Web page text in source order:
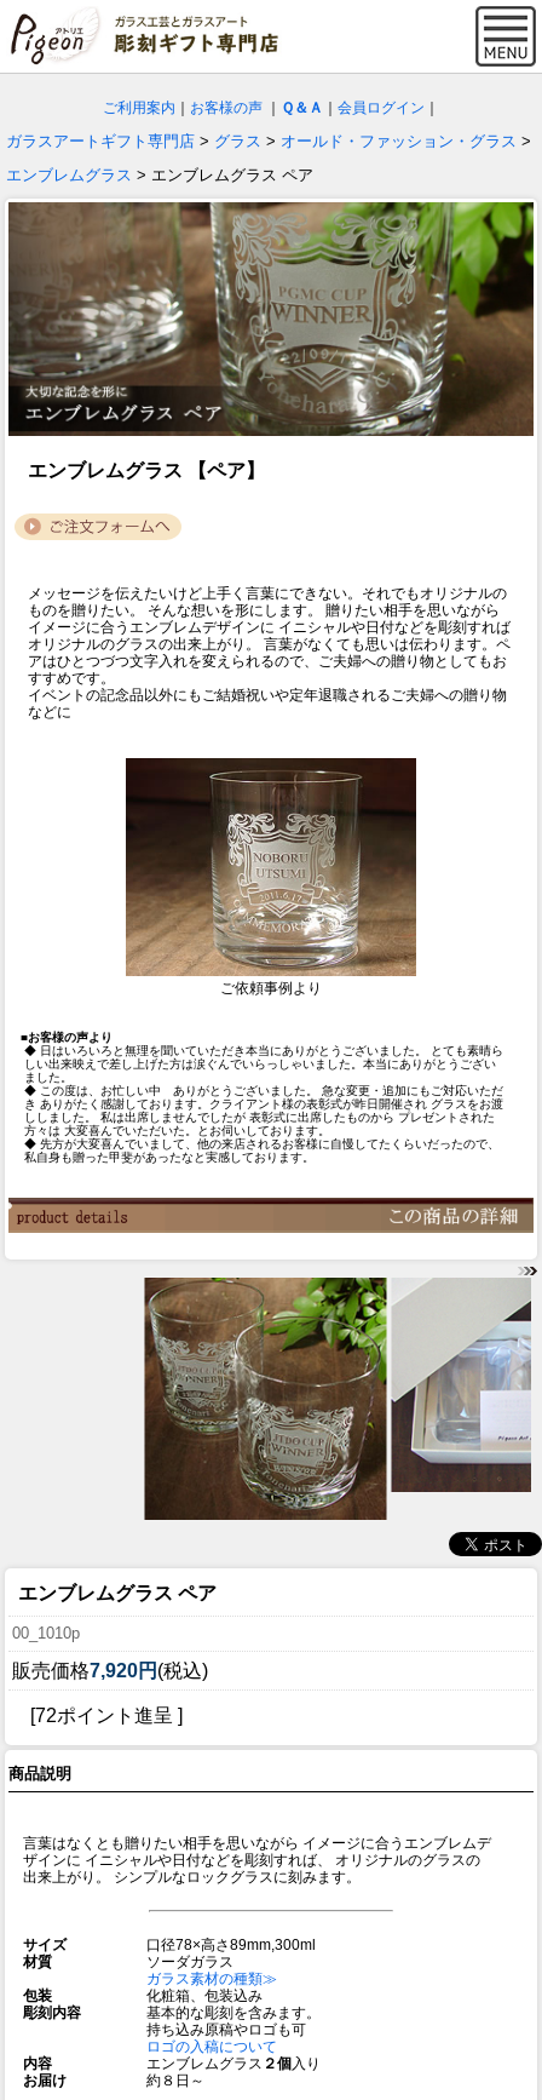
ご利用案内 お客様の声 Ｑ＆Ａ 会員ログイン
ガラスアートギフト専門店 > グラス > オールド・ファッション・グラス >
エンブレムグラス > エンブレムグラス ペア
エンブレムグラス 【ペア】
メッセージを伝えたいけど上手く言葉にできない。それでもオリジナルの
ものを贈りたい。 そんな想いを形にします。 贈りたい相手を思いながら
イメージに合うエンブレムデザインに イニシャルや日付などを彫刻すれば
オリジナルのグラスの出来上がり。 言葉がなくても思いは伝わります。ペ
アはひとつづつ文字入れを変えられるので、ご夫婦への贈り物としてもお
すすめです。
イベントの記念品以外にもご結婚祝いや定年退職されるご夫婦への贈り物
などに
ご依頼事例より
■お客様の声より
◆ 日はいろいろと無理を聞いていただき本当にありがとうございました。 とても素晴ら
しい出来映えで差し上げた方は涙ぐんでいらっしゃいました。本当にありがとうござい
ました。
◆ この度は、お忙しい中 ありがとうございました。 急な変更・追加にもご対応いただ
き ありがたく感謝しております。クライアント様の表彰式が昨日開催され グラスをお渡
ししました。 私は出席しませんでしたが 表彰式に出席したものから プレゼントされた
方々は 大変喜んでいただいた。とお伺いしております。
◆ 先方が大変喜んでいまして、他の来店されるお客様に自慢してたくらいだったので、
私自身も贈った甲斐があったなと実感しております。
エンブレムグラス ペア
00_1010p
販売価格7,920円 (税込)
[72ポイント進呈 ]
商品説明
言葉はなくとも贈りたい相手を思いながら イメージに合うエンブレムデ
ザインに イニシャルや日付などを彫刻すれば、 オリジナルのグラスの
出来上がり。 シンプルなロックグラスに刻みます。
サイズ
口径78×高さ89mm,300ml
材質
ソーダガラス
ガラス素材の種類≫
包装
化粧箱、包装込み
彫刻内容
基本的な彫刻を含みます。
持ち込み原稿やロゴも可
ロゴの入稿について
内容
エンブレムグラス ２個 入り
お届け
約８日～